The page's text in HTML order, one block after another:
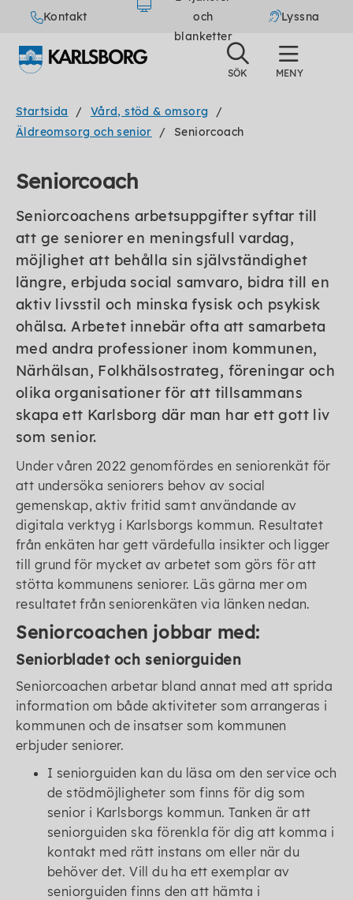
Kontakt
och
blanketter
Lyssna
Startsida
Vård, stöd & omsorg
Äldreomsorg och senior
Seniorcoach
Seniorcoach
Seniorcoachens arbetsuppgifter syftar till
att ge seniorer en meningsfull vardag,
möjlighet att behålla sin självständighet
längre, erbjuda social samvaro, bidra till en
aktiv livsstil och minska fysisk och psykisk
ohälsa. Arbetet innebär ofta att samarbeta
med andra professioner inom kommunen,
Närhälsan, Folkhälsostrateg, föreningar och
olika organisationer för att tillsammans
skapa ett Karlsborg där man har ett gott liv
som senior.
Under våren 2022 genomfördes en seniorenkät för
att undersöka seniorers behov av social
gemenskap, aktiv fritid samt användande av
digitala verktyg i Karlsborgs kommun. Resultatet
från enkäten har gett värdefulla insikter och ligger
till grund för mycket av arbetet som görs för att
stötta kommunens seniorer. Läs gärna mer om
resultatet från seniorenkäten via länken nedan.
Seniorcoachen jobbar med:
Seniorbladet och seniorguiden
Seniorcoachen arbetar bland annat med att sprida
information om både aktiviteter som arrangeras i
kommunen och de insatser som kommunen
erbjuder seniorer.
I seniorguiden kan du läsa om den service och
de stödmöjligheter som finns för dig som
senior i Karlsborgs kommun. Tanken är att
seniorguiden ska förenkla för dig att komma i
kontakt med rätt instans om eller när du
behöver det. Vill du ha ett exemplar av
seniorguiden finns den att hämta i